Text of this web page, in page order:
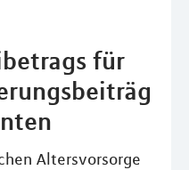
für
Altersvorsorge